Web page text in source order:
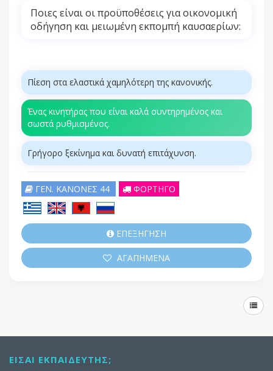
Ποιες είναι οι προϋποθέσεις για οικονομική
οδήγηση και μειωμένη εκπομπή καυσαερίων:
Πίεση στα ελαστικά χαμηλότερη της κανονικής.
Ένας κινητήρας που είναι καλά συντηρημένος και
σωστά ρυθμισμένος.
Γρήγορο ξεκίνημα και δυνατή επιτάχυνση.
ΓΕΝ. ΚΑΝΟΝΕΣ 44 ΦΟΡΤΗΓΟ
ΕΠΕΞΗΓΗΣΗ
ΑΓΑΠΗΜΕΝΑ
ΕΊΣΑΙ ΕΚΠΑΙΔΕΥΤΉΣ;